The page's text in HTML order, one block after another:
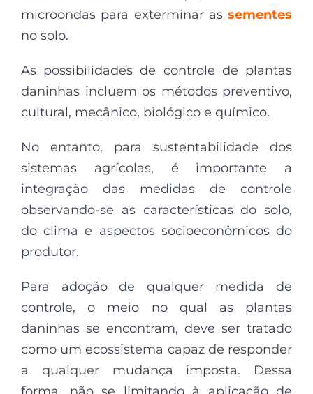
microondas para exterminar as sementes
no solo.
As possibilidades de controle de plantas
daninhas incluem os métodos preventivo,
cultural, mecânico, biológico e químico.
No entanto, para sustentabilidade dos
sistemas agrícolas, é importante a
integração das medidas de controle
observando-se as características do solo,
do clima e aspectos socioeconômicos do
produtor.
Para adoção de qualquer medida de
controle, o meio no qual as plantas
daninhas se encontram, deve ser tratado
como um ecossistema capaz de responder
a qualquer mudança imposta. Dessa